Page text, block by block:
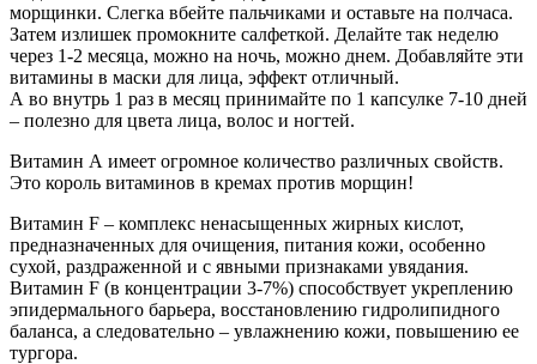
морщинки. Слегка вбейте пальчиками и оставьте на полчаса.
Затем излишек промокните салфеткой. Делайте так неделю
через 1-2 месяца, можно на ночь, можно днем. Добавляйте эти
витамины в маски для лица, эффект отличный.
А во внутрь 1 раз в месяц принимайте по 1 капсулке 7-10 дней
– полезно для цвета лица, волос и ногтей.
Витамин А имеет огромное количество различных свойств.
Это король витаминов в кремах против морщин!
Витамин F – комплекс ненасыщенных жирных кислот,
предназначенных для очищения, питания кожи, особенно
сухой, раздраженной и с явными признаками увядания.
Витамин F (в концентрации 3-7%) способствует укреплению
эпидермального барьера, восстановлению гидролипидного
баланса, а следовательно – увлажнению кожи, повышению ее
тургора.